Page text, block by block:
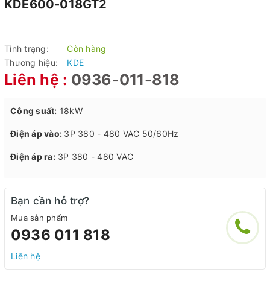
KDE600-018GT2
Tình trạng:
Còn hàng
Thương hiệu:
KDE
Liên hệ : 0936-011-818
Công suất: 18kW
Điện áp vào: 3P 380 - 480 VAC 50/60Hz
Điện áp ra:3P 380 - 480 VAC
Bạn cần hỗ trợ?
Mua sản phẩm
0936 011 818
Liên hệ